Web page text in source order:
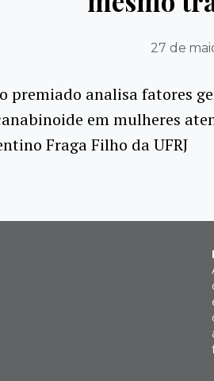
27 de
premiado analisa fatores
em mulheres
Fraga Filho da UFRJ